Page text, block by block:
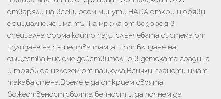
отваряли на всеки осем минути.НАСА откри и обяви
официално,че има тънка мрежа от водород в
специална форма,който пази слънчевата система от
излизане на същества там ,а и от влизане на
същества.Ние сме действително в детската градина
и трябв да излезем от пашкула.Всички планети имат
такава стена.Време е да открием своята
божественост,своята вечност и да почнем да